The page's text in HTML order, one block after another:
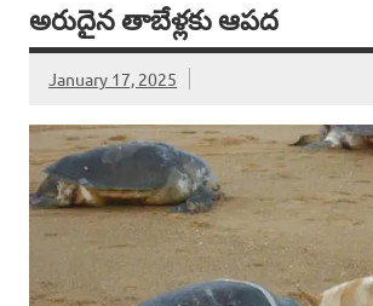
అరుదైన తాబేళ్లకు ఆపద
January 17, 2025